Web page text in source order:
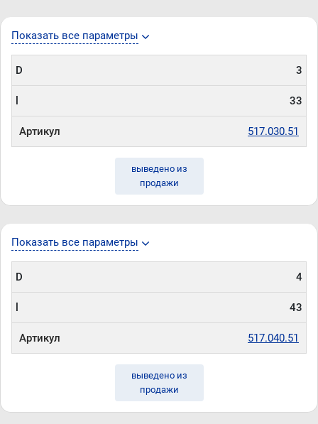
Показать все параметры
D 3
33
Артикул 517.030.51
выведено из
продажи
Показать все параметры
D 4
43
Артикул 517.040.51
выведено из
продажи